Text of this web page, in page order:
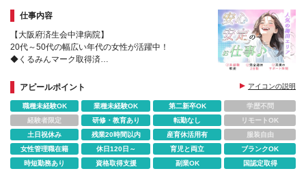
仕事内容
【大阪府済生会中津病院】
20代～50代の幅広い年代の女性が活躍中！
◆くるみんマーク取得済
◆中途採用の9割が未経験で安心サポート♪
◆産育休の取得（ほぼ100％）＆復帰実績多数
アピールポイント アイコンの説明
職種未経験OK 業種未経験OK 第二新卒OK
学歴不問
経験者限定
研修・教育あり 転勤なし
リモートOK
土日祝休み
残業20時間以内 産育休活用有
服装自由
女性管理職在籍
休日120日～ 育児と両立
ブランクOK
時短勤務あり
資格取得支援 副業OK 国認定取得